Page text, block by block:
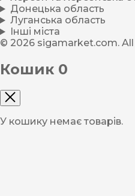
Донецька область
Луганська область
Інші міста
© 2026 sigamarket.com.
Кошик 0
У кошику немає товарів.